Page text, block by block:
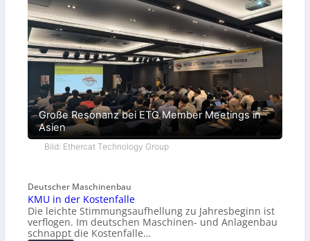
Große Resonanz bei ETG Member Meetings in
Asien
Bild: Ethercat Technology Group
Deutscher Maschinenbau
KMU in der Kostenfalle
Die leichte Stimmungsaufhellung zu Jahresbeginn ist
verflogen. Im deutschen Maschinen- und Anlagenbau
schnappt die Kostenfalle…